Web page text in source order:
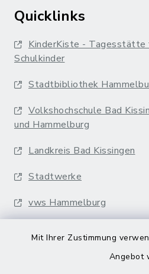
Mit Ihrer Zustimmung
Angebot
Quicklinks
KinderKiste - Tagesstätte
Schulkinder
Stadtbibliothek
Volkshochschule Bad
und Hammelburg
Landkreis Bad Kissingen
Stadtwerke
vws Hammelburg